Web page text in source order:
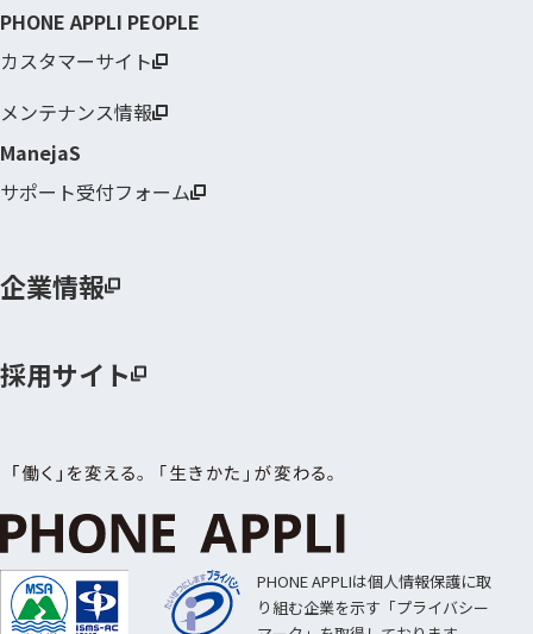
PHONE APPLI PEOPLE
カスタマーサイト
メンテナンス情報
ManejaS
サポート受付フォーム
企業情報
採用サイト
PHONE APPLIは個人情報保護に取
り組む企業を示す「プライバシー